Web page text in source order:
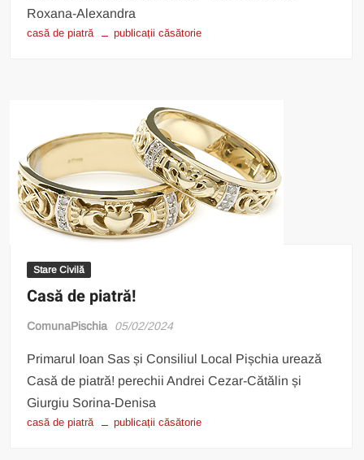
Roxana-Alexandra
casă de piatră publicații căsătorie
Stare Civilă
Casă de piatră!
ComunaPischia 05/02/2024
Primarul Ioan Sas și Consiliul Local Pișchia urează
Casă de piatră! perechii Andrei Cezar-Cătălin și
Giurgiu Sorina-Denisa
casă de piatră publicații căsătorie